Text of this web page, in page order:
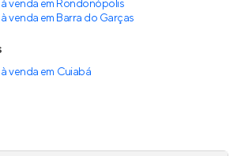
venda em Rondonópolis
venda em Barra do Garças
venda em Cuiabá